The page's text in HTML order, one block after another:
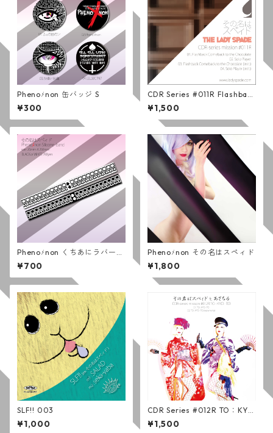
Phenoﾒnon 缶バッジ S
¥300
CDR Series #011R Flashback
Comeback to the Chocolate
/ その名はスペィド (通常版)
¥1,500
Phenoﾒnon くちあにラバーバ
ンド ( 黒 or 白 )
¥700
Phenoﾒnon その名はスペィド
¥1,800
SLF!! 003
¥1,000
CDR Series #012R TO：KY
O：TO / その名はスペィド ft.
あさちる (通常版)
¥1,500